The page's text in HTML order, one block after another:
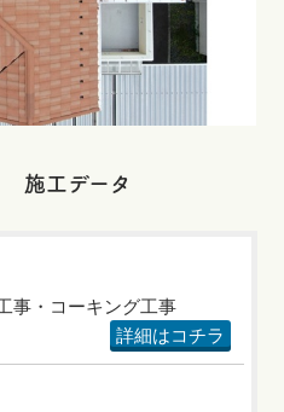
工データ
事・コーキング工事
詳細はコチラ